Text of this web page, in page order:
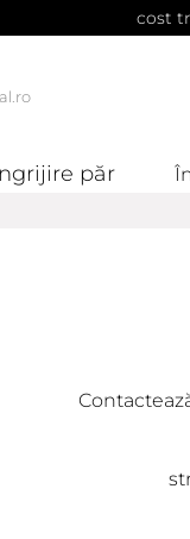
cost
păr